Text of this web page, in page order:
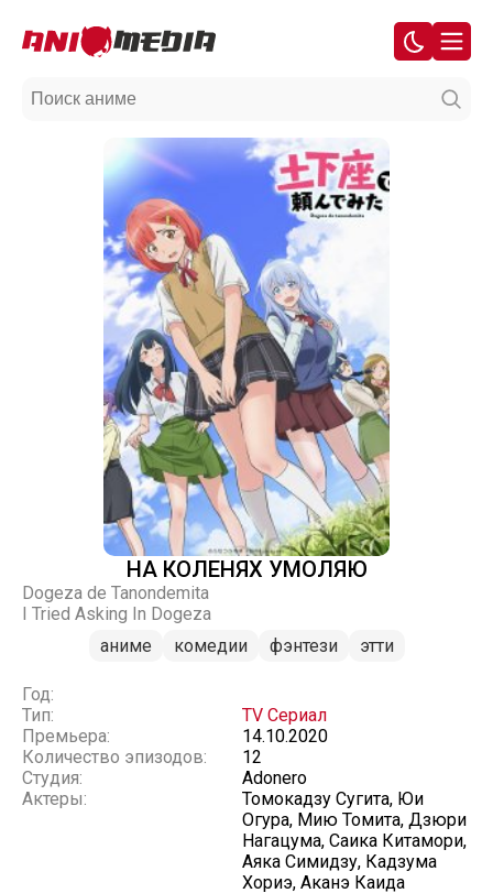
НА КОЛЕНЯХ УМОЛЯЮ
Dogeza de Tanondemita
I Tried Asking In Dogeza
аниме
комедии фэнтези этти
Год:
Тип:
TV Сериал
Премьера:
14.10.2020
Количество эпизодов:
12
Студия:
Adonero
Актеры:
Томокадзу Сугита, Юи
Огура, Мию Томита, Дзюри
Нагацума, Саика Китамори,
Аяка Симидзу, Кадзума
Хориэ, Аканэ Каида